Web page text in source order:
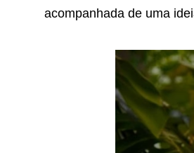
acompanhada de uma